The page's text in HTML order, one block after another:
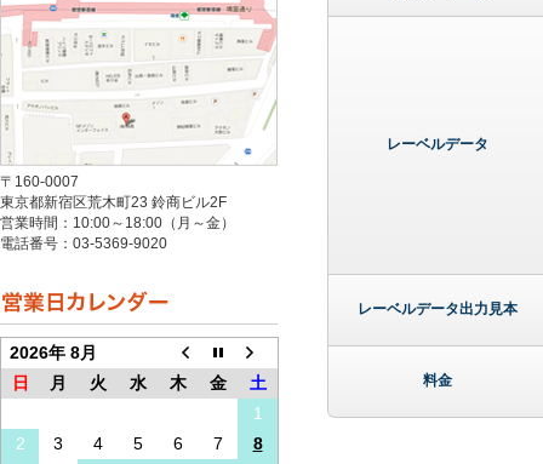
〒160-0007
東京都新宿区荒木町23 鈴商ビル2F
営業時間：10:00～18:00（月～金）
電話番号：03-5369-9020
2026年 8月
日
月 火 水 木 金
土
1
2
3 4 5 6 7
8
レーベルデータ
レーベルデータ出力見本
料金